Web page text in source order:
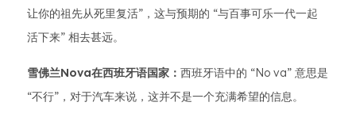
让你的祖先从死里复活”，这与预期的 “与百事可乐一代一起
活下来” 相去甚远。
雪佛兰Nova在西班牙语国家： 西班牙语中的 “No va” 意思是
“不行”，对于汽车来说，这并不是一个充满希望的信息。